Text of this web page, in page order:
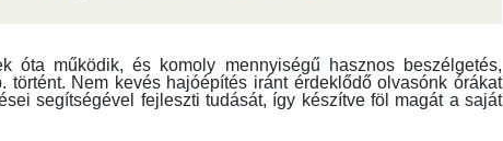
óta működik, és komoly mennyiségű hasznos beszélgetés,
történt. Nem kevés hajóépítés iránt érdeklődő olvasónk órákat
segítségével fejleszti tudását, így készítve föl magát a saját